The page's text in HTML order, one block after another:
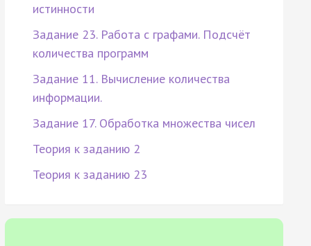
истинности
Задание 23. Работа с графами. Подсчёт
количества программ
Задание 11. Вычисление количества
информации.
Задание 17. Обработка множества чисел
Теория к заданию 2
Теория к заданию 23